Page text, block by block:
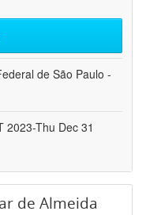
de São Paulo -
2023-Thu Dec 31
de Almeida